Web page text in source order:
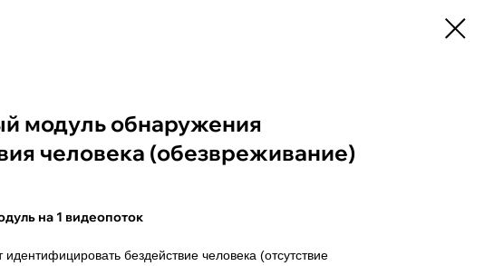
модуль обнаружения
человека (обезвреживание)
на 1 видеопоток
бездействие человека (отсутствие